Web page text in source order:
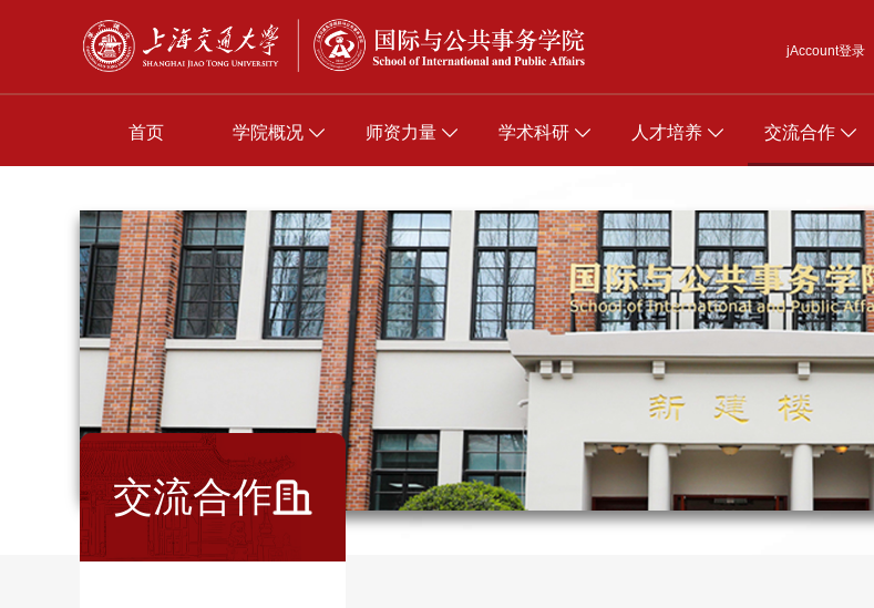
jAccount登录
首页 学院概况 师资力量 学术科研 人才培养 交流合作
交流合作